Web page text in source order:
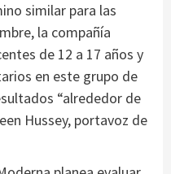
similar para las
la compañía
de 12 a 17 años y
en este grupo de
“alrededor de
Hussey, portavoz de